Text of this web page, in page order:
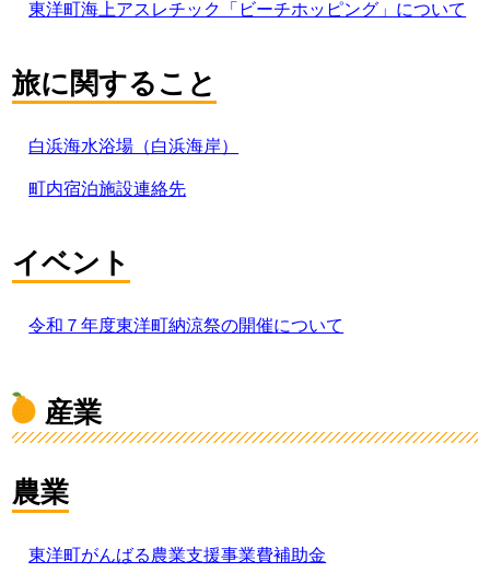
東洋町海上アスレチック「ビーチホッピング」について
旅に関すること
白浜海水浴場（白浜海岸）
町内宿泊施設連絡先
イベント
令和７年度東洋町納涼祭の開催について
産業
農業
東洋町がんばる農業支援事業費補助金